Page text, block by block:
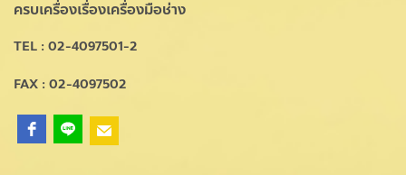
ครบเครื่องเรื่องเครื่องมือช่าง
TEL : 02-4097501-2
FAX : 02-4097502